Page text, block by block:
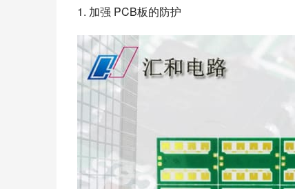
1. 加强 PCB板的防护